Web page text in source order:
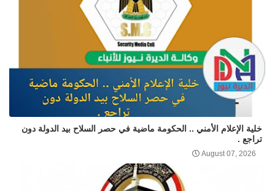
خلية الإعلام الأمني .. الحكومة ماضية في حصر السلاح بيد الدولة دون
تراجع .
August 07, 2026